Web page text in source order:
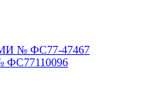
№ ФС77-47467
ФС77110096